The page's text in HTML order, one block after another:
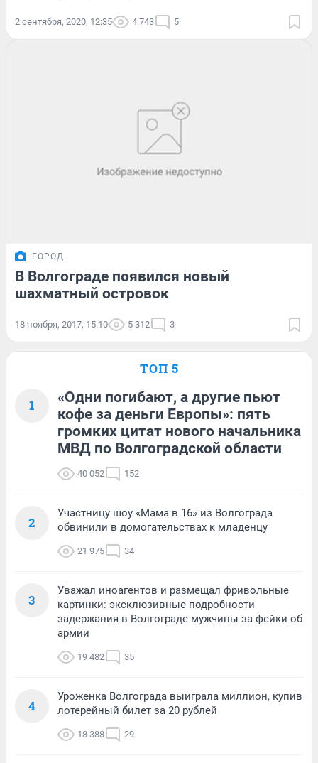
2 сентября, 2020, 12:35 4 743 5
ГОРОД
В Волгограде появился новый
шахматный островок
18 ноября, 2017, 15:10 5 312 3
ТОП 5
1
«Одни погибают, а другие пьют
кофе за деньги Европы»: пять
громких цитат нового начальника
МВД по Волгоградской области
40 052 152
2
Участницу шоу «Мама в 16» из Волгограда
обвинили в домогательствах к младенцу
21 975 34
3
Уважал иноагентов и размещал фривольные
картинки: эксклюзивные подробности
задержания в Волгограде мужчины за фейки об
армии
19 482 35
4
Уроженка Волгограда выиграла миллион, купив
лотерейный билет за 20 рублей
18 388 29